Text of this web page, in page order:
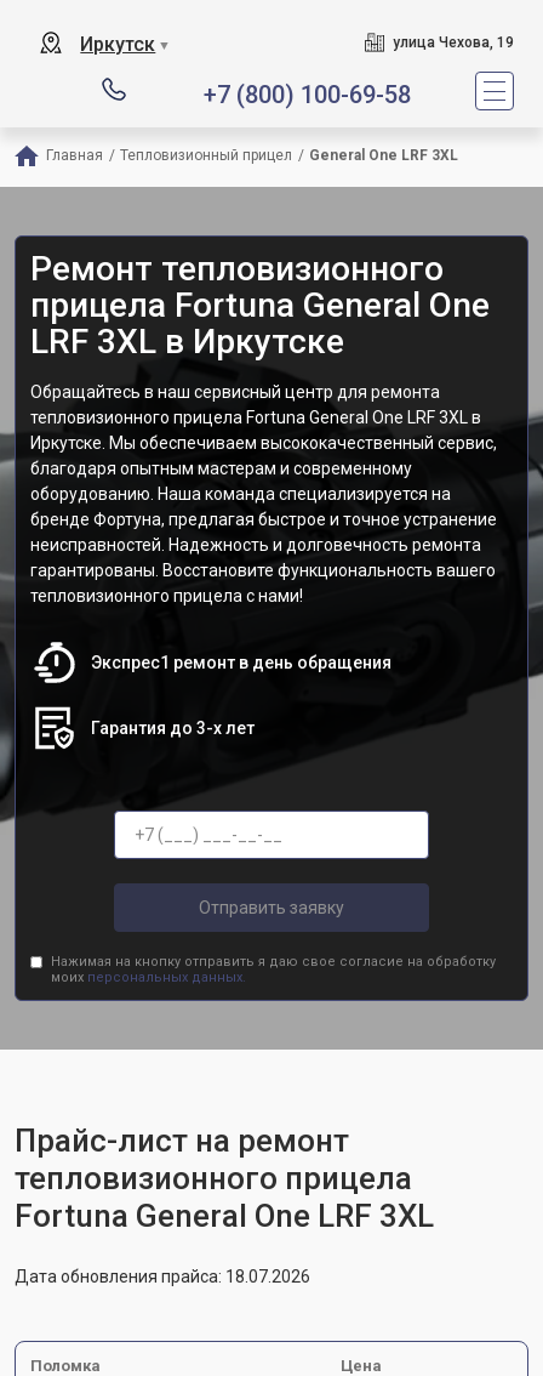
Иркутск ▼ улица Чехова, 19
+7 (800) 100-69-58
Главная / Тепловизионный прицел / General One LRF 3XL
Ремонт тепловизионного
прицела Fortuna General One
LRF 3XL в Иркутске
Обращайтесь в наш сервисный центр для ремонта
тепловизионного прицела Fortuna General One LRF 3XL в
Иркутске. Мы обеспечиваем высококачественный сервис,
благодаря опытным мастерам и современному
оборудованию. Наша команда специализируется на
бренде Фортуна, предлагая быстрое и точное устранение
неисправностей. Надежность и долговечность ремонта
гарантированы. Восстановите функциональность вашего
тепловизионного прицела с нами!
Экспрес1 ремонт в день обращения
Гарантия до 3-х лет
Отправить заявку
Нажимая на кнопку отправить я даю свое согласие на обработку
моих персональных данных.
Прайс-лист на ремонт
тепловизионного прицела
Fortuna General One LRF 3XL
Дата обновления прайса: 18.07.2026
Поломка Цена